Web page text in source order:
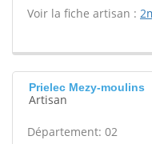
Voir la fiche artisan :
Prielec Mezy-moulins
Artisan
Département: 02